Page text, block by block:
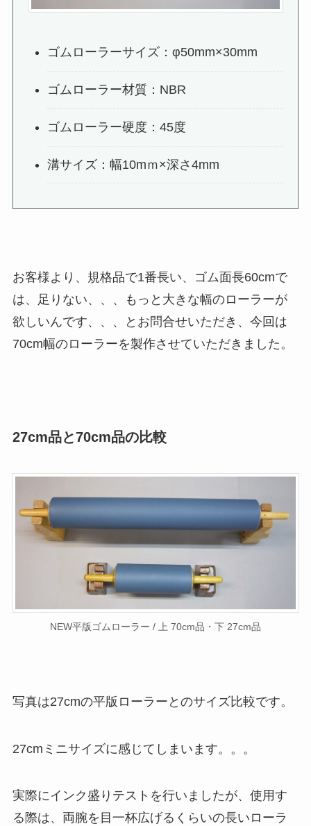
ゴムローラーサイズ：φ50mm×30mm
ゴムローラー材質：NBR
ゴムローラー硬度：45度
溝サイズ：幅10mｍ×深さ4mm
お客様より、規格品で1番長い、ゴム面長60cmで
は、足りない、、、もっと大きな幅のローラーが
欲しいんです、、、とお問合せいただき、今回は
70cm幅のローラーを製作させていただきました。
27cm品と70cm品の比較
NEW平版ゴムローラー / 上 70cm品・下 27cm品
写真は27cmの平版ローラーとのサイズ比較です。
27cmミニサイズに感じてしまいます。。。
実際にインク盛りテストを行いましたが、 使用す
る際は、両腕を目一杯広げるくらいの長いローラ